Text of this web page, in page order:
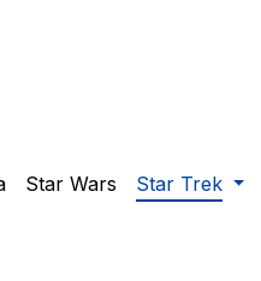
Star Wars Star Trek